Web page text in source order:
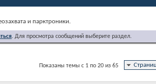
и парктроники.
. Для просмотра сообщений выберите раздел.
Показаны темы с 1 по 20 из 65